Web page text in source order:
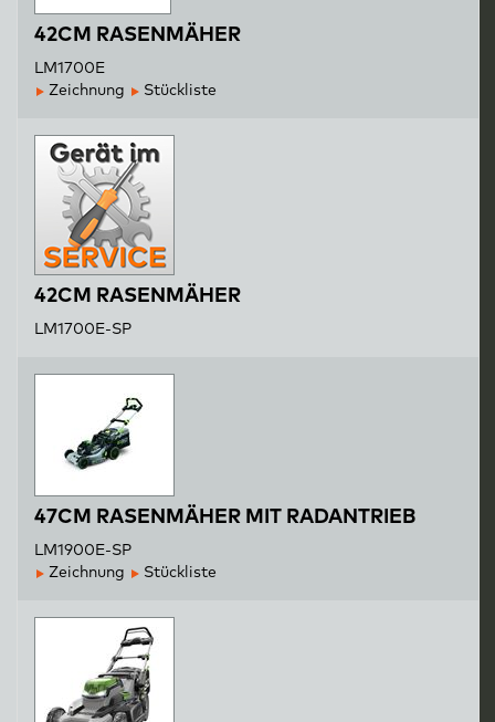
42CM RASENMÄHER
LM1700E
Zeichnung
Stückliste
42CM RASENMÄHER
LM1700E-SP
47CM RASENMÄHER MIT RADANTRIEB
LM1900E-SP
Zeichnung
Stückliste